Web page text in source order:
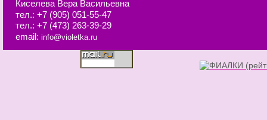
Киселева Вера Васильевна
тел.: +7 (905) 051-55-47
тел.: +7 (473) 263-39-29
email: info@violetka.ru